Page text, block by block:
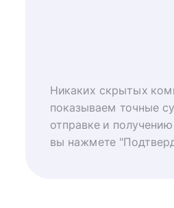
Никаких скрытых
показываем точные
отправке и
вы нажмете